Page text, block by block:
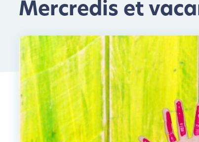
Mercredis et